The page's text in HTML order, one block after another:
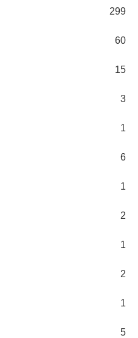
299
60
15
3
1
6
1
2
1
2
1
5